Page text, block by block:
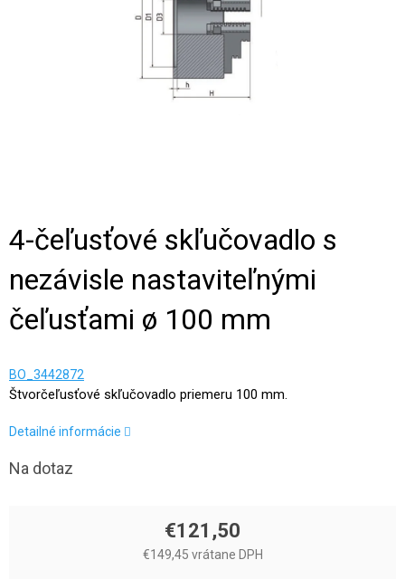
4-čeľusťové skľučovadlo s
nezávisle nastaviteľnými
čeľusťami ø 100 mm
BO_3442872
Štvorčeľusťové skľučovadlo priemeru 100 mm.
Detailné informácie
Na dotaz
€121,50
€149,45 vrátane DPH